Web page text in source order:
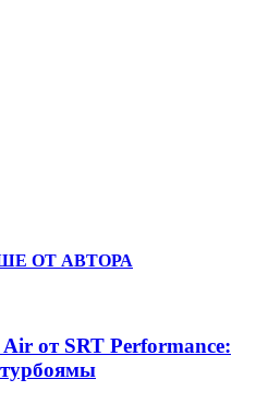
ОТ АВТОРА
от SRT Performance: